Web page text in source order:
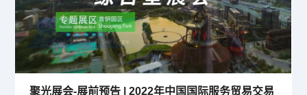
聚光展会-展前预告 | 2022年中国国际服务贸易交易